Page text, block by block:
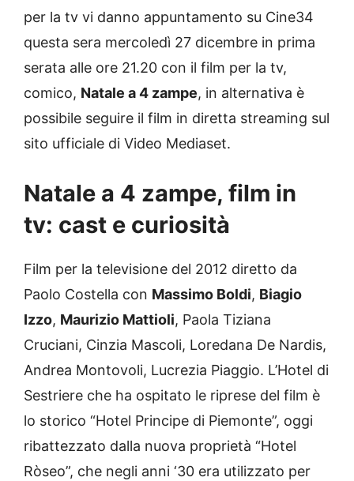
per la tv vi danno appuntamento su Cine34
questa sera mercoledì 27 dicembre in prima
serata alle ore 21.20 con il film per la tv,
comico, Natale a 4 zampe, in alternativa è
possibile seguire il film in diretta streaming sul
sito ufficiale di Video Mediaset.
Natale a 4 zampe, film in
tv: cast e curiosità
Film per la televisione del 2012 diretto da
Paolo Costella con Massimo Boldi, Biagio
Izzo, Maurizio Mattioli, Paola Tiziana
Cruciani, Cinzia Mascoli, Loredana De Nardis,
Andrea Montovoli, Lucrezia Piaggio. L’Hotel di
Sestriere che ha ospitato le riprese del film è
lo storico “Hotel Principe di Piemonte”, oggi
ribattezzato dalla nuova proprietà “Hotel
Ròseo”, che negli anni ‘30 era utilizzato per